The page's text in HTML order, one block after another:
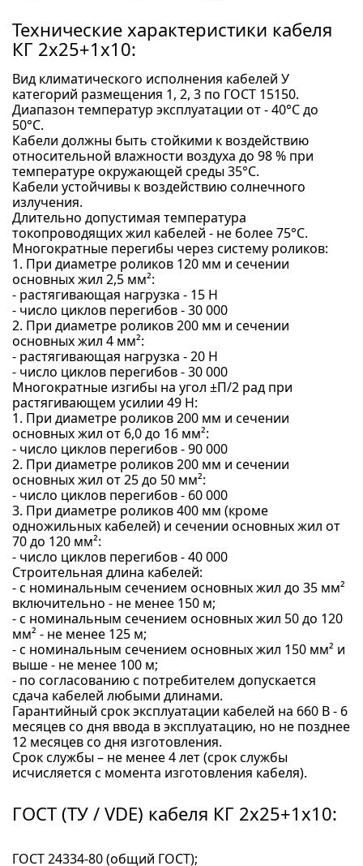
Технические характеристики кабеля
КГ 2x25+1x10:
Вид климатического исполнения кабелей У
категорий размещения 1, 2, 3 по ГОСТ 15150.
Диапазон температур эксплуатации от - 40°С до
50°С.
Кабели должны быть стойкими к воздействию
относительной влажности воздуха до 98 % при
температуре окружающей среды 35°С.
Кабели устойчивы к воздействию солнечного
излучения.
Длительно допустимая температура
токопроводящих жил кабелей - не более 75°С.
Многократные перегибы через систему роликов:
1. При диаметре роликов 120 мм и сечении
основных жил 2,5 мм²:
- растягивающая нагрузка - 15 Н
- число циклов перегибов - 30 000
2. При диаметре роликов 200 мм и сечении
основных жил 4 мм²:
- растягивающая нагрузка - 20 Н
- число циклов перегибов - 30 000
Многократные изгибы на угол ±П/2 рад при
растягивающем усилии 49 Н:
1. При диаметре роликов 200 мм и сечении
основных жил от 6,0 до 16 мм²:
- число циклов перегибов - 90 000
2. При диаметре роликов 200 мм и сечении
основных жил от 25 до 50 мм²:
- число циклов перегибов - 60 000
3. При диаметре роликов 400 мм (кроме
одножильных кабелей) и сечении основных жил от
70 до 120 мм²:
- число циклов перегибов - 40 000
Строительная длина кабелей:
- с номинальным сечением основных жил до 35 мм²
включительно - не менее 150 м;
- с номинальным сечением основных жил 50 до 120
мм² - не менее 125 м;
- с номинальным сечением основных жил 150 мм² и
выше - не менее 100 м;
- по согласованию с потребителем допускается
сдача кабелей любыми длинами.
Гарантийный срок эксплуатации кабелей на 660 В - 6
месяцев со дня ввода в эксплуатацию, но не позднее
12 месяцев со дня изготовления.
Срок службы – не менее 4 лет (срок службы
исчисляется с момента изготовления кабеля).
ГОСТ (ТУ / VDE) кабеля КГ 2x25+1x10:
ГОСТ 24334-80 (общий ГОСТ);